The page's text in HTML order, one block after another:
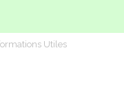
Utiles